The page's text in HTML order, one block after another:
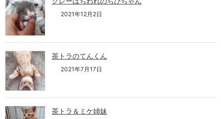
2021年12月2日
茶トラのてんくん
2021年7月17日
茶トラ＆ミケ姉妹